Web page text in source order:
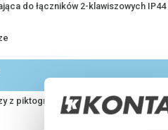
do łączników 2-klawiszowych IP44
z piktogramem klucza do łączników i